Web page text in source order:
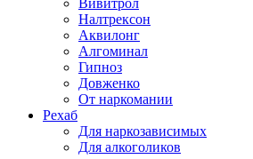
Вивитрол
Налтрексон
Аквилонг
Алгоминал
Гипноз
Довженко
От наркомании
Рехаб
Для наркозависимых
Для алкоголиков